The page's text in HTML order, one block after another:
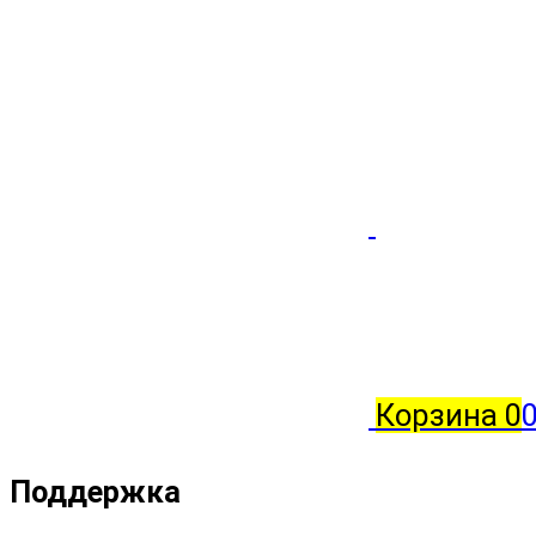
Корзина 0
Поддержка